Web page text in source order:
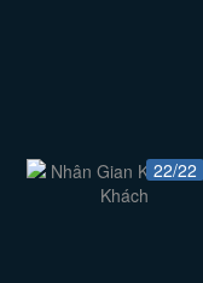
22/22